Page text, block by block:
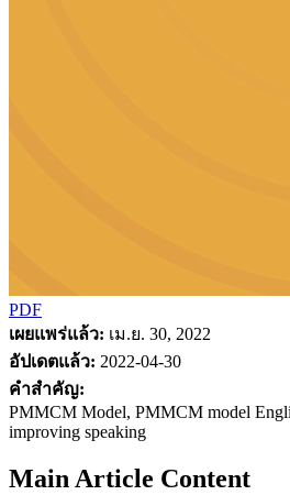
PDF
เผยแพร่แล้ว: เม.ย. 30, 2022
อัปเดตแล้ว: 2022-04-30
คำสำคัญ:
PMMCM Model, PMMCM model
improving speaking
Main Article Content